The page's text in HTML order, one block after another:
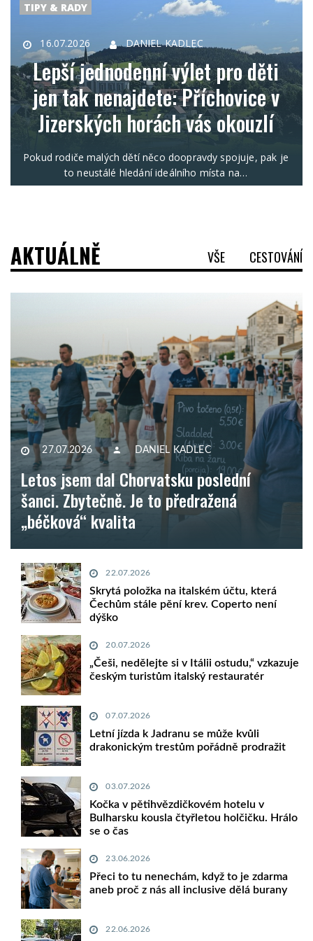
TIPY & RADY
16.07.2026 DANIEL KADLEC
Lepší jednodenní výlet pro děti
jen tak nenajdete: Příchovice v
Jizerských horách vás okouzlí
Pokud rodiče malých dětí něco doopravdy spojuje, pak je
to neustálé hledání ideálního místa na…
AKTUÁLNĚ VŠE CESTOVÁNÍ
27.07.2026 DANIEL KADLEC
Letos jsem dal Chorvatsku poslední
šanci. Zbytečně. Je to předražená
„béčková“ kvalita
22.07.2026
Skrytá položka na italském účtu, která
Čechům stále pění krev. Coperto není
dýško
20.07.2026
„Češi, nedělejte si v Itálii ostudu,“ vzkazuje
českým turistům italský restauratér
07.07.2026
Letní jízda k Jadranu se může kvůli
drakonickým trestům pořádně prodražit
03.07.2026
Kočka v pětihvězdičkovém hotelu v
Bulharsku kousla čtyřletou holčičku. Hrálo
se o čas
23.06.2026
Přeci to tu nenechám, když to je zdarma
aneb proč z nás all inclusive dělá burany
22.06.2026